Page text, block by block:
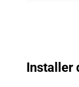
Installer